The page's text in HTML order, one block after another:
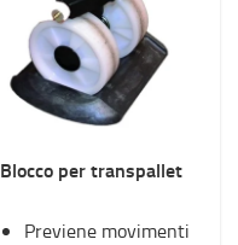
Blocco per transpallet
Previene movimenti